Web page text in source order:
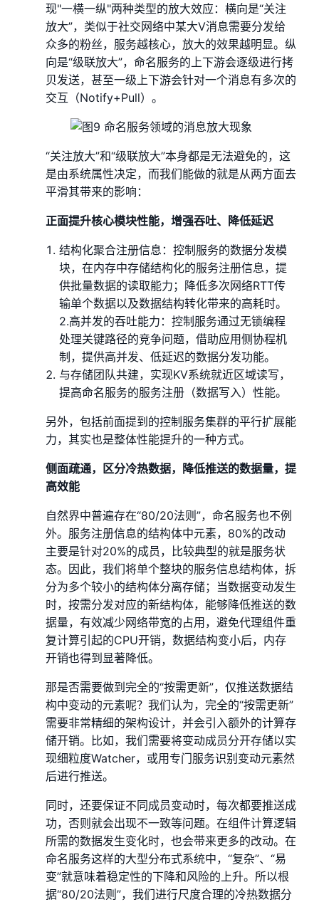
现"一横一纵"两种类型的放大效应：横向是“关注
放大”，类似于社交网络中某大V消息需要分发给
众多的粉丝，服务越核心，放大的效果越明显。纵
向是“级联放大”，命名服务的上下游会逐级进行拷
贝发送，甚至一级上下游会针对一个消息有多次的
交互（Notify+Pull）。
“关注放大”和“级联放大”本身都是无法避免的，这
是由系统属性决定，而我们能做的就是从两方面去
平滑其带来的影响：
正面提升核心模块性能，增强吞吐、降低延迟
结构化聚合注册信息：控制服务的数据分发模
块，在内存中存储结构化的服务注册信息，提
供批量数据的读取能力；降低多次网络RTT传
输单个数据以及数据结构转化带来的高耗时。
2.高并发的吞吐能力：控制服务通过无锁编程
处理关键路径的竞争问题，借助应用侧协程机
制，提供高并发、低延迟的数据分发功能。
与存储团队共建，实现KV系统就近区域读写，
提高命名服务的服务注册（数据写入）性能。
另外，包括前面提到的控制服务集群的平行扩展能
力，其实也是整体性能提升的一种方式。
侧面疏通，区分冷热数据，降低推送的数据量，提
高效能
自然界中普遍存在“80/20法则”，命名服务也不例
外。服务注册信息的结构体中元素，80%的改动
主要是针对20%的成员，比较典型的就是服务状
态。因此，我们将单个整块的服务信息结构体，拆
分为多个较小的结构体分离存储；当数据变动发生
时，按需分发对应的新结构体，能够降低推送的数
据量，有效减少网络带宽的占用，避免代理组件重
复计算引起的CPU开销，数据结构变小后，内存
开销也得到显著降低。
那是否需要做到完全的“按需更新”，仅推送数据结
构中变动的元素呢？我们认为，完全的“按需更新”
需要非常精细的架构设计，并会引入额外的计算存
储开销。比如，我们需要将变动成员分开存储以实
现细粒度Watcher，或用专门服务识别变动元素然
后进行推送。
同时，还要保证不同成员变动时，每次都要推送成
功，否则就会出现不一致等问题。在组件计算逻辑
所需的数据发生变化时，也会带来更多的改动。在
命名服务这样的大型分布式系统中，“复杂”、“易
变”就意味着稳定性的下降和风险的上升。所以根
据“80/20法则”，我们进行尺度合理的冷热数据分